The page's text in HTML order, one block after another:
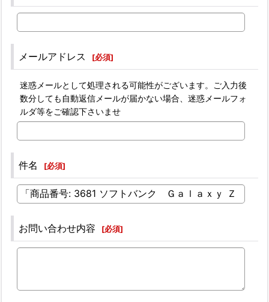
メールアドレス [必須]
迷惑メールとして処理される可能性がございます。ご入力後
数分しても自動返信メールが届かない場合、迷惑メールフォ
ルダ等をご確認下さいませ
件名 [必須]
お問い合わせ内容 [必須]